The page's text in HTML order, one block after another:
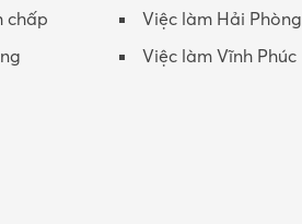
chấp
Việc làm Hải Phòng
Việc làm Vĩnh Phúc